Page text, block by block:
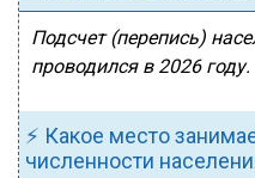
Подсчет (перепись)
проводился в 2026 году.
⚡ Какое место
численности